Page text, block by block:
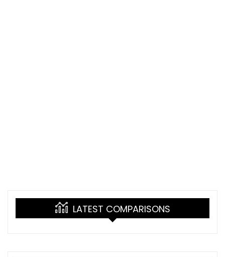
LATEST COMPARISONS